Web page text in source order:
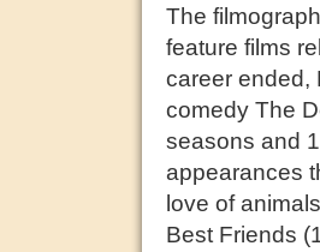
The
feature films
career ended,
comedy The
seasons and
appearances
love of
Best Friends